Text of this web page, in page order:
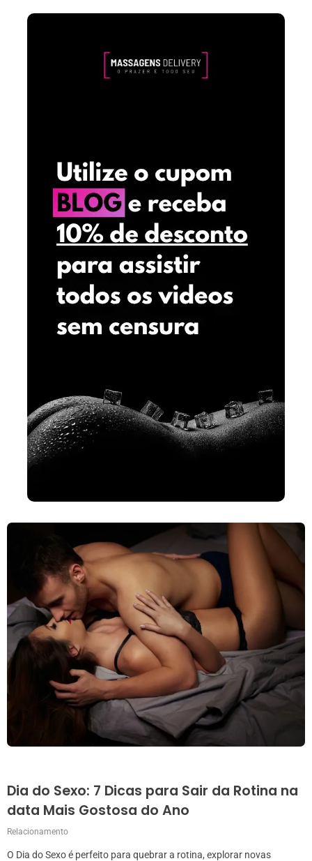
Dia do Sexo: 7 Dicas para Sair da Rotina na
data Mais Gostosa do Ano
Relacionamento
O Dia do Sexo é perfeito para quebrar a rotina, explorar novas